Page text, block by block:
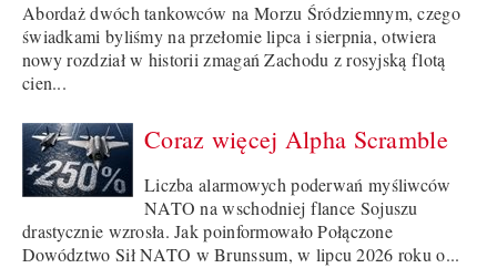
Abordaż dwóch tankowców na Morzu Śródziemnym, czego
świadkami byliśmy na przełomie lipca i sierpnia, otwiera
nowy rozdział w historii zmagań Zachodu z rosyjską flotą
cien...
Coraz więcej Alpha Scramble
Liczba alarmowych poderwań myśliwców
NATO na wschodniej flance Sojuszu
drastycznie wzrosła. Jak poinformowało Połączone
Dowództwo Sił NATO w Brunssum, w lipcu 2026 roku o...